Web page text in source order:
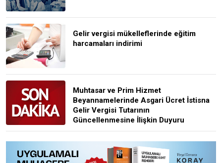
Gelir vergisi mükelleflerinde eğitim
harcamaları indirimi
Muhtasar ve Prim Hizmet
Beyannamelerinde Asgari Ücret İstisna
Gelir Vergisi Tutarının
Güncellenmesine İlişkin Duyuru